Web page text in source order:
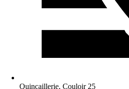
Quincaillerie, Couloir 25